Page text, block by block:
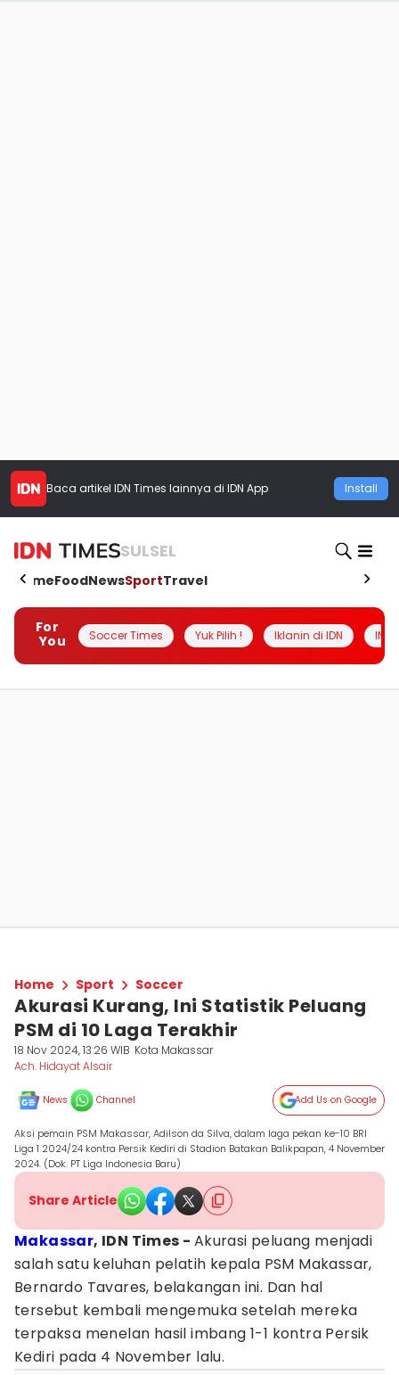
Baca artikel IDN Times lainnya di IDN App Install
SULSEL
HomeFoodNewsSportTravel
For
You
Soccer Times Yuk Pilih ! Iklanin di IDN
Home Sport Soccer
Akurasi Kurang, Ini Statistik Peluang
PSM di 10 Laga Terakhir
18 Nov 2024, 13:26 WIB Kota Makassar
Ach. Hidayat Alsair
News Channel Add Us on Google
Aksi pemain PSM Makassar, Adilson da Silva, dalam laga pekan ke-10 BRI
Liga 1 2024/24 kontra Persik Kediri di Stadion Batakan Balikpapan, 4 November
2024. (Dok. PT Liga Indonesia Baru)
Share Article
Makassar, IDN Times - Akurasi peluang menjadi
salah satu keluhan pelatih kepala PSM Makassar,
Bernardo Tavares, belakangan ini. Dan hal
tersebut kembali mengemuka setelah mereka
terpaksa menelan hasil imbang 1-1 kontra Persik
Kediri pada 4 November lalu.